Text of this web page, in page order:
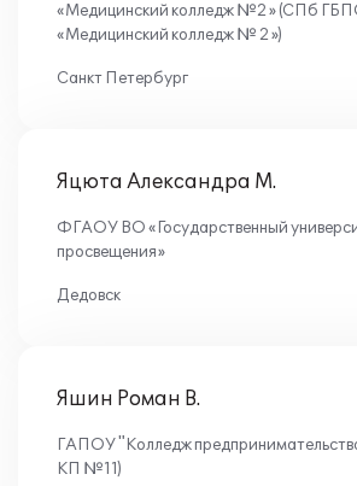
«Медицинский колледж №2» (СПб
«Медицинский колледж № 2»)
Санкт Петербург
Яцюта Александра М.
ФГАОУ ВО «Государственный
просвещения»
Дедовск
Яшин Роман В.
ГАПОУ "Колледж
КП №11)